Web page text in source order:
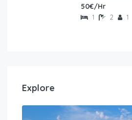
50€/Hr
1 2 1
Explore